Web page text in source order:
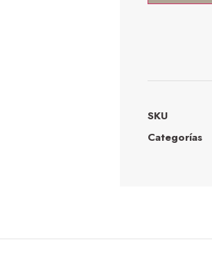
SKU
Categorías